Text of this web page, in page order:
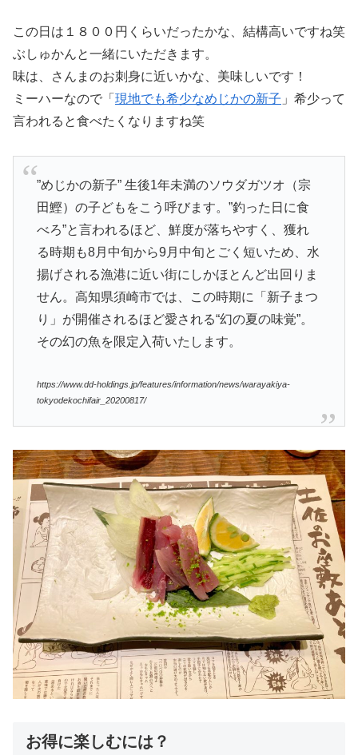
この日は１８００円くらいだったかな、結構高いですね笑
ぶしゅかんと一緒にいただきます。
味は、さんまのお刺身に近いかな、美味しいです！
ミーハーなので「 現地でも希少なめじかの新子 」希少って
言われると食べたくなりますね笑
”めじかの新子” 生後1年未満のソウダガツオ（宗
田鰹）の子どもをこう呼びます。”釣った日に食
べろ”と言われるほど、鮮度が落ちやすく、獲れ
る時期も8月中旬から9月中旬とごく短いため、水
揚げされる漁港に近い街にしかほとんど出回りま
せん。高知県須崎市では、この時期に「新子まつ
り」が開催されるほど愛される“幻の夏の味覚”。
その幻の魚を限定入荷いたします。
https://www.dd-holdings.jp/features/information/news/warayakiya-
tokyodekochifair_20200817/
お得に楽しむには？